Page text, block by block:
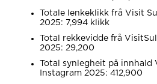
Totale lenkeklikk frå Visit
2025: 7,994 klikk
Total rekkevidde frå
2025: 29,200
Total synlegheit på innhald
Instagram 2025: 412,900